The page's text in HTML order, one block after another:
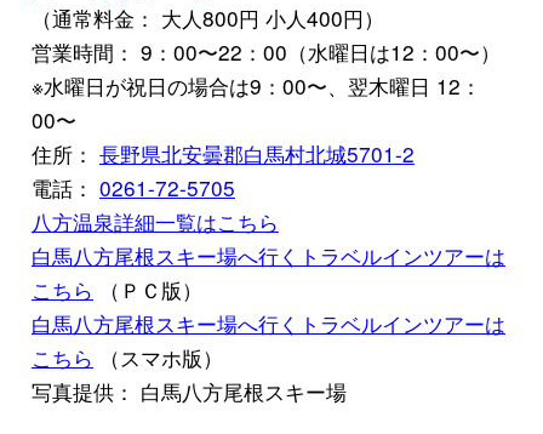
（通常料金： 大人800円 小人400円）
営業時間： 9：00〜22：00（水曜日は12：00〜）
※水曜日が祝日の場合は9：00〜、翌木曜日 12：
00〜
住所： 長野県北安曇郡白馬村北城5701-2
電話： 0261-72-5705
八方温泉詳細一覧はこちら
白馬八方尾根スキー場へ行くトラベルインツアーは
こちら （ＰＣ版）
白馬八方尾根スキー場へ行くトラベルインツアーは
こちら （スマホ版）
写真提供： 白馬八方尾根スキー場